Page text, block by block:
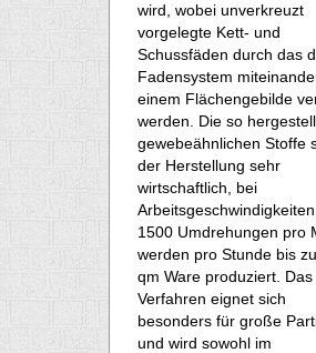
wird, wobei unverkreuzt
vorgelegte Kett- und
Schussfäden durch das
Fadensystem
einem Flächengebilde
werden. Die so
gewebeähnlichen Stoffe
der Herstellung sehr
wirtschaftlich, bei
1500 Umdrehungen pro
werden pro Stunde bis
qm Ware produziert. Das
Verfahren eignet sich
besonders für große
und wird sowohl im